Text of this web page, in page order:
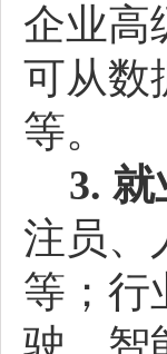
企业高
可从数
等。
3. 就
注员、
等；行